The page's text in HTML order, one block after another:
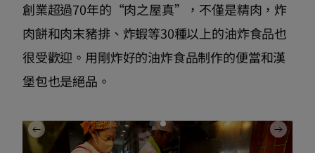
創業超過70年的“肉之屋真”，不僅是精肉，炸
肉餅和肉末豬排、炸蝦等30種以上的油炸食品也
很受歡迎。用剛炸好的油炸食品制作的便當和漢
堡包也是絕品。